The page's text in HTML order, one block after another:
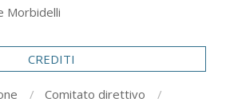
Morbidelli
CREDITI
Comitato direttivo